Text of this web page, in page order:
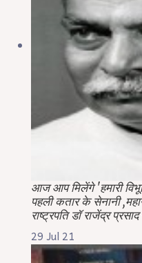
आज आप मिलेंगे 'हमारी
पहली कतार के सेनानी
राष्ट्रपति डॉ राजेंद्र
29 Jul 21